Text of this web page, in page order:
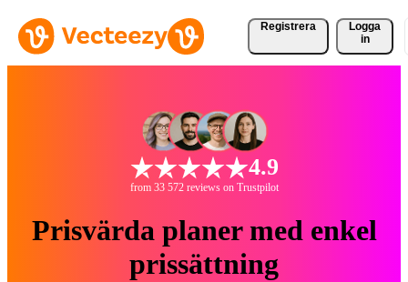
Registrera
Logga
in
4.9
from 33 572 reviews on Trustpilot
Prisvärda planer med enkel
prissättning